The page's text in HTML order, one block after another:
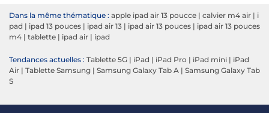
Dans la même thématique : apple ipad air 13 poucce | calvier m4 air | i
pad | ipad 13 pouces | ipad air 13 | ipad air 13 pouces | ipad air 13 pouces
m4 | tablette | ipad air | ipad
Tendances actuelles : Tablette 5G | iPad | iPad Pro | iPad mini | iPad
Air | Tablette Samsung | Samsung Galaxy Tab A | Samsung Galaxy Tab
S